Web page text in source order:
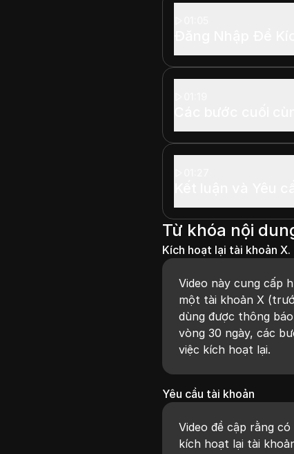
Từ khóa nội
Kích hoạt lại tài khoản X.
Video này cung cấp
một tài khoản X
dùng được thông
vòng 30 ngày, các
việc kích hoạt lại.
Yêu cầu tài khoản
Video đề cập rằng
kích hoạt lại tài